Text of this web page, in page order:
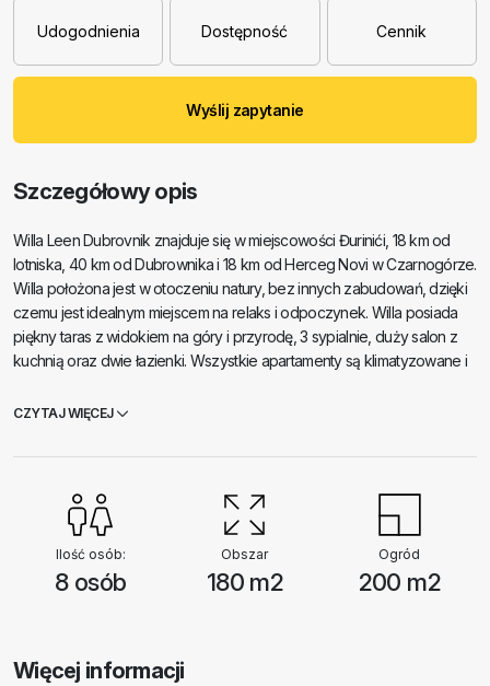
Udogodnienia Dostępność Cennik
Wyślij zapytanie
Szczegółowy opis
Willa Leen Dubrovnik znajduje się w miejscowości Đurinići, 18 km od
lotniska, 40 km od Dubrownika i 18 km od Herceg Novi w Czarnogórze.
Willa położona jest w otoczeniu natury, bez innych zabudowań, dzięki
czemu jest idealnym miejscem na relaks i odpoczynek. Willa posiada
piękny taras z widokiem na góry i przyrodę, 3 sypialnie, duży salon z
kuchnią oraz dwie łazienki. Wszystkie apartamenty są klimatyzowane i
parking. Plaża Monika znajduje się 3 km od willi, a miasto Molunat z
Zwierzęta domowe na życzenie!
CZYTAJ WIĘCEJ
Ilość osób:
8 osób
Obszar
180 m2
Ogród
200 m2
Więcej informacji